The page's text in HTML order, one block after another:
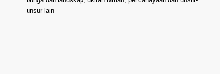
unsur lain.